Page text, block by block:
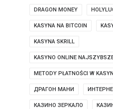
DRAGON MONEY
KASYNA NA BITCOIN
KASYNA SKRILL
KASYNO ONLINE
METODY PŁATNOŚCI W
ДРАГОН МАНИ
КАЗИНО ЗЕРКАЛО